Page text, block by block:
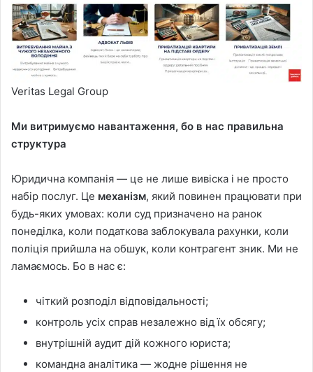
Veritas Legal Group
Ми витримуємо навантаження, бо в нас правильна
структура
Юридична компанія — це не лише вивіска і не просто
набір послуг. Це механізм, який повинен працювати при
будь-яких умовах: коли суд призначено на ранок
понеділка, коли податкова заблокувала рахунки, коли
поліція прийшла на обшук, коли контрагент зник. Ми не
ламаємось. Бо в нас є:
чіткий розподіл відповідальності;
контроль усіх справ незалежно від їх обсягу;
внутрішній аудит дій кожного юриста;
командна аналітика — жодне рішення не